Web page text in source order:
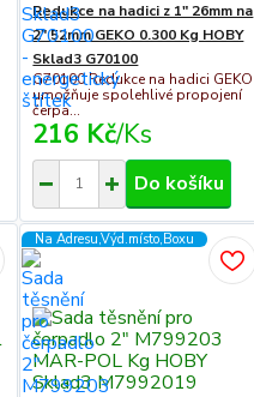
Redukce na hadici z 1" 26mm na
2" 52mm GEKO 0.300 Kg HOBY
Sklad3 G70100
G70100 Redukce na hadici GEKO
umožňuje spolehlivé propojení
čerpa...
216 Kč/Ks
Do košíku
Na Adresu,Výd.místo,Boxu